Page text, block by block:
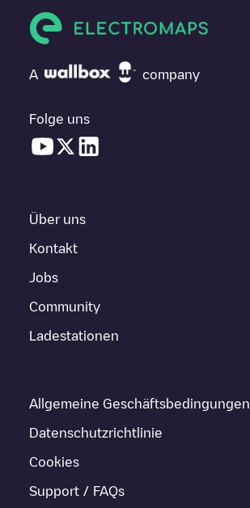
A company
Folge uns
Über uns
Kontakt
Jobs
Community
Ladestationen
Allgemeine Geschäftsbedingungen
Datenschutzrichtlinie
Cookies
Support / FAQs